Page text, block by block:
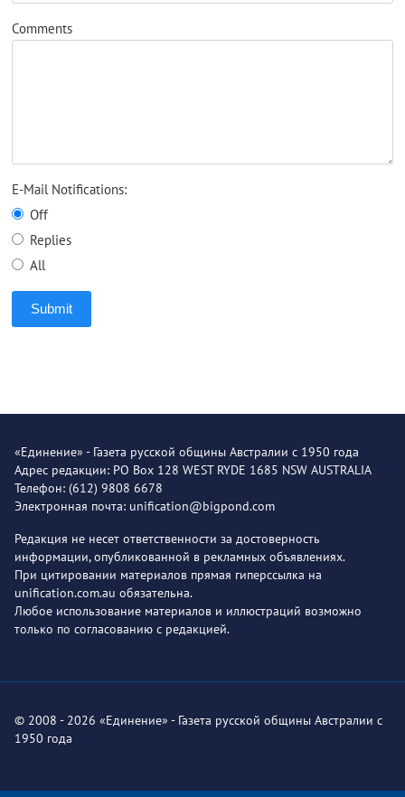
Comments
E-Mail Notifications:
Off
Replies
All
Submit
«Единение» - Газета русской общины Австралии с 1950 года
Адрес редакции: PO Box 128 WEST RYDE 1685 NSW AUSTRALIA
Телефон: (612) 9808 6678
Электронная почта: unification@bigpond.com
Редакция не несет ответственности за достоверность
информации, опубликованной в рекламных объявлениях.
При цитировании материалов прямая гиперссылка на
unification.com.au обязательна.
Любое использование материалов и иллюстраций возможно
только по согласованию с редакцией.
© 2008 - 2026 «Единение» - Газета русской общины Австралии с
1950 года